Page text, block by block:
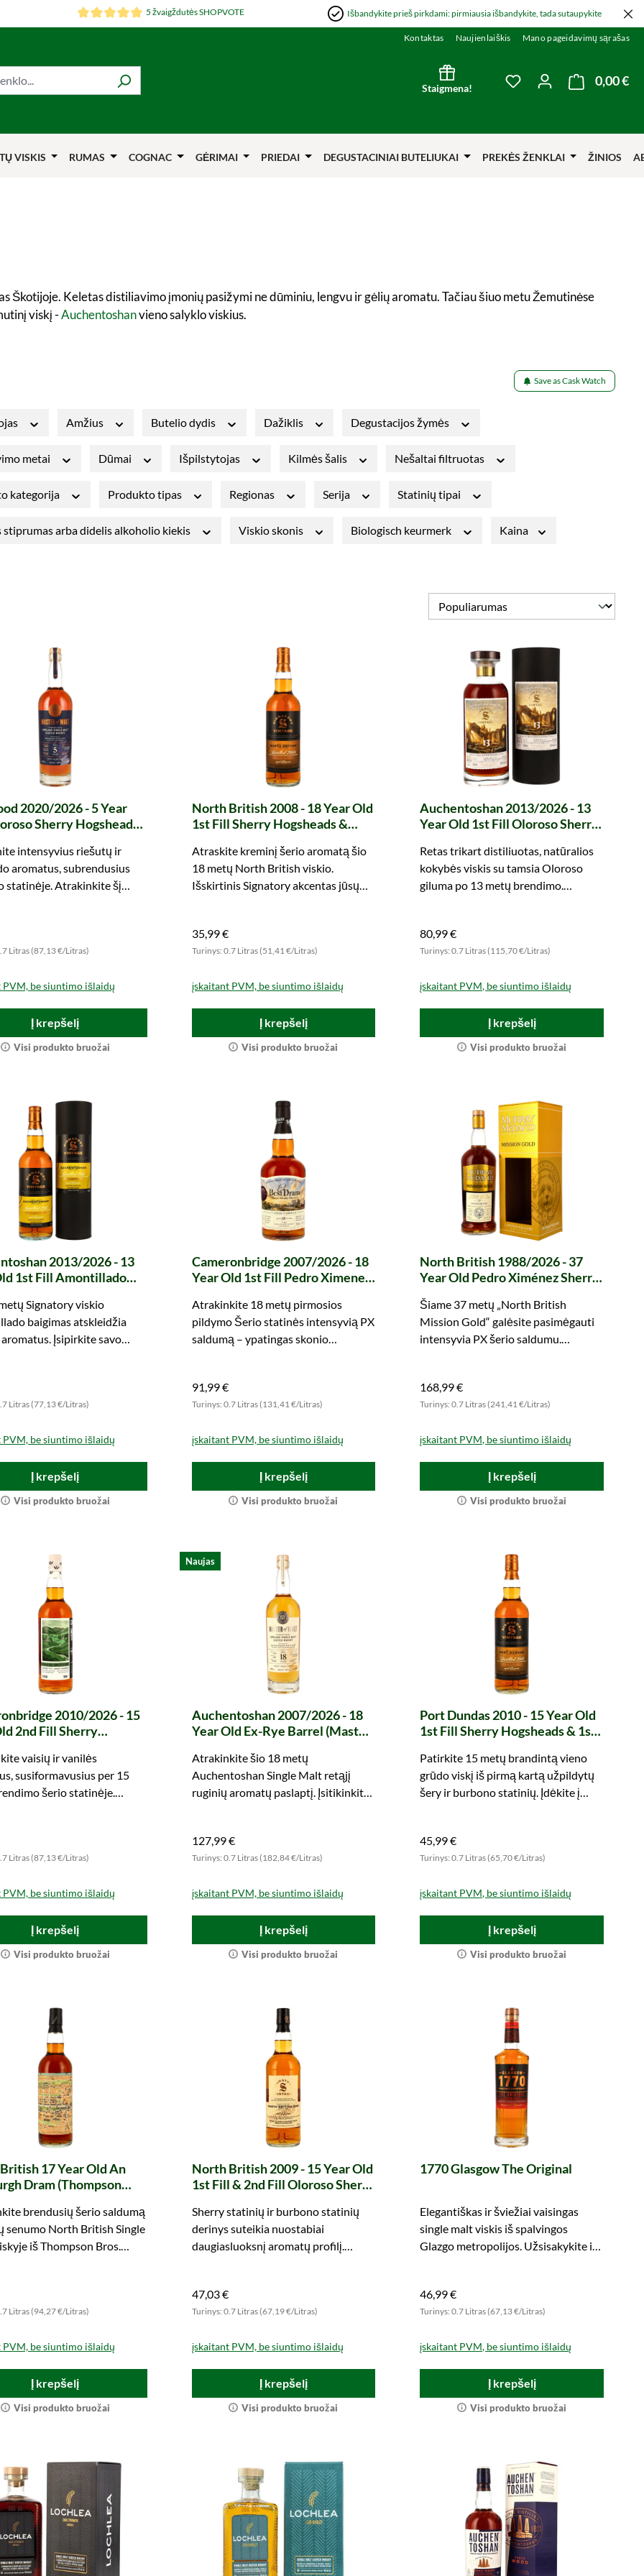
5 žvaigždutės SHOPVOTE Išbandykite prieš pirkdami: pirmiausia išbandykite, tada sutaupykite
Kontaktas Naujienlaiškis Mano pageidavimų sąrašas
Staigmena!
You have 0 wishlist
0,00 €
VISKIS RUMAS COGNAC GĖRIMAI PRIEDAI DEGUSTACINIAI BUTELIUKAI PREKĖS ŽENKLAI ŽINIOS
Škotijoje. Keletas distiliavimo įmonių pasižymi ne dūminiu, lengvu ir gėlių aromatu. Tačiau šiuo metu Žemutinėse
viskį -Auchentoshanvieno salyklo viskius.
Save as Cask Watch
Amžius Butelio dydis Dažiklis Degustacijos žymės
metai Dūmai Išpilstytojas Kilmės šalis Nešaltai filtruotas
kategorija Produkto tipas Regionas Serija Statinių tipai
stiprumas arba didelis alkoholio kiekis Viskio skonis Biologisch keurmerk Kaina
2020/2026 - 5 Year
Sherry Hogshead
intensyvius riešutų ir
aromatus, subrendusius
statinėje. Atrakinkite šį
Litras (87,13 €/Litras)
PVM, be siuntimo išlaidų
Į krepšelį
Visi produkto bruožai
North British 2008 - 18 Year Old
1st Fill Sherry Hogsheads &
Chillfiltered Collection
(Signatory)
Atraskite kreminį šerio aromatą šio
18 metų North British viskio.
Išskirtinis Signatory akcentas jūsų
35,99 €
Turinys: 0.7 Litras (51,41 €/Litras)
įskaitant PVM, be siuntimo išlaidų
Į krepšelį
Visi produkto bruožai
Auchentoshan 2013/2026 - 13
Year Old 1st Fill Oloroso Sherry
Scotland (Signatory)
Retas trikart distiliuotas, natūralios
kokybės viskis su tamsia Oloroso
giluma po 13 metų brendimo.
80,99 €
Turinys: 0.7 Litras (115,70 €/Litras)
įskaitant PVM, be siuntimo išlaidų
Į krepšelį
Visi produkto bruožai
2013/2026 - 13
1st Fill Amontillado
Collection
Signatory viskio
baigimas atskleidžia
Įsipirkite savo
Litras (77,13 €/Litras)
PVM, be siuntimo išlaidų
Į krepšelį
Visi produkto bruožai
Cameronbridge 2007/2026 - 18
Year Old 1st Fill Pedro Ximenez
Dram)
Atrakinkite 18 metų pirmosios
pildymo Šerio statinės intensyvią PX
saldumą – ypatingas skonio
91,99 €
Turinys: 0.7 Litras (131,41 €/Litras)
įskaitant PVM, be siuntimo išlaidų
Į krepšelį
Visi produkto bruožai
North British 1988/2026 - 37
Year Old Pedro Ximénez Sherry
(Murray McDavid)
Šiame 37 metų „North British
Mission Gold“ galėsite pasimėgauti
intensyvia PX šerio saldumu.
168,99 €
Turinys: 0.7 Litras (241,41 €/Litras)
įskaitant PVM, be siuntimo išlaidų
Į krepšelį
Visi produkto bruožai
2010/2026 - 15
2nd Fill Sherry
(Brave New Spirits)
vaisių ir vanilės
susiformavusius per 15
šerio statinėje.
Litras (87,13 €/Litras)
PVM, be siuntimo išlaidų
Į krepšelį
Visi produkto bruožai
Naujas
Auchentoshan 2007/2026 - 18
Year Old Ex-Rye Barrel (Master
Atrakinkite šio 18 metų
Auchentoshan Single Malt retąjį
ruginių aromatų paslaptį. Įsitikinkite,
127,99 €
Turinys: 0.7 Litras (182,84 €/Litras)
įskaitant PVM, be siuntimo išlaidų
Į krepšelį
Visi produkto bruožai
Port Dundas 2010 - 15 Year Old
1st Fill Sherry Hogsheads & 1st
Chillfiltered Collection
(Signatory)
Patirkite 15 metų brandintą vieno
grūdo viskį iš pirmą kartą užpildytų
šery ir burbono statinių. Įdėkite į
45,99 €
Turinys: 0.7 Litras (65,70 €/Litras)
įskaitant PVM, be siuntimo išlaidų
Į krepšelį
Visi produkto bruožai
17 Year Old An
Dram (Thompson
brendusių šerio saldumą
senumo North British Single
iš Thompson Bros.
Litras (94,27 €/Litras)
PVM, be siuntimo išlaidų
Į krepšelį
Visi produkto bruožai
North British 2009 - 15 Year Old
1st Fill & 2nd Fill Oloroso Sherry
Proof Single Grain Edition #2
(Signatory)
Sherry statinių ir burbono statinių
derinys suteikia nuostabiai
daugiasluoksnį aromatų profilį.
47,03 €
Turinys: 0.7 Litras (67,19 €/Litras)
įskaitant PVM, be siuntimo išlaidų
Į krepšelį
Visi produkto bruožai
1770 Glasgow The Original
Elegantiškas ir šviežiai vaisingas
single malt viskis iš spalvingos
Glazgo metropolijos. Užsisakykite ir
46,99 €
Turinys: 0.7 Litras (67,13 €/Litras)
įskaitant PVM, be siuntimo išlaidų
Į krepšelį
Visi produkto bruožai